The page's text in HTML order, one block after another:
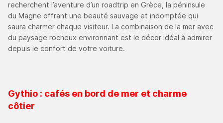
recherchent l’aventure d’un roadtrip en Grèce, la péninsule
du Magne offrant une beauté sauvage et indomptée qui
saura charmer chaque visiteur. La combinaison de la mer avec
du paysage rocheux environnant est le décor idéal à admirer
depuis le confort de votre voiture.
Gythio : cafés en bord de mer et charme
côtier